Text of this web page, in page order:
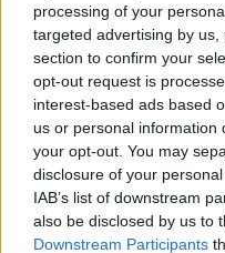
processing of your
targeted advertising by
section to confirm your
opt-out request is
interest-based ads based
us or personal information
your opt-out. You may
disclosure of your
IAB’s list of downstream
also be disclosed by us to
Downstream Participants
Υπενθύμιση:
Για την μερική